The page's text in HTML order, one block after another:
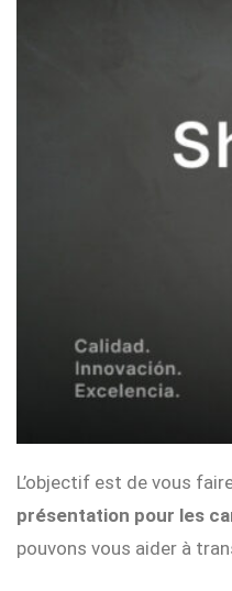
L’objectif est de vous
présentation pour les
pouvons vous aider à